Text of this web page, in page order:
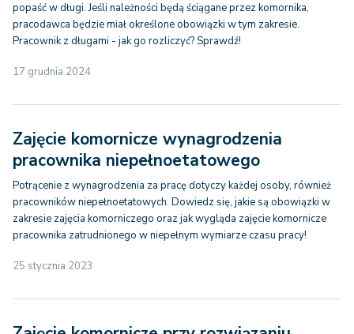
popaść w długi. Jeśli należności będą ściągane przez komornika,
pracodawca będzie miał określone obowiązki w tym zakresie.
Pracownik z długami - jak go rozliczyć? Sprawdź!
17 grudnia 2024
Zajęcie komornicze wynagrodzenia
pracownika niepełnoetatowego
Potrącenie z wynagrodzenia za pracę dotyczy każdej osoby, również
pracowników niepełnoetatowych. Dowiedz się, jakie są obowiązki w
zakresie zajęcia komorniczego oraz jak wygląda zajęcie komornicze
pracownika zatrudnionego w niepełnym wymiarze czasu pracy!
25 stycznia 2023